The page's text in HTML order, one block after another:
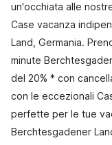
un'occhiata alle
Case vacanza
Land, Germania.
minute
del 20% * con
con le eccezionali
perfette per le tue
Berchtesgadener